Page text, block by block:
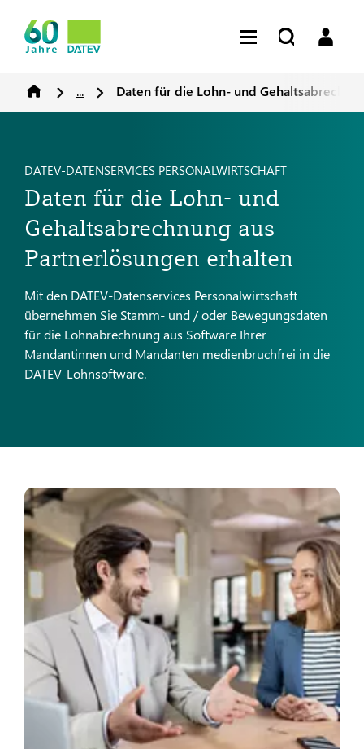
... Daten für die Lohn- und
DATEV-DATENSERVICES PERSONALWIRTSCHAFT
Daten für die Lohn- und
Gehaltsabrechnung aus
Partnerlösungen erhalten
Mit den DATEV-Datenservices Personalwirtschaft
übernehmen Sie Stamm- und / oder Bewegungsdaten
für die Lohnabrechnung aus Software Ihrer
Mandantinnen und Mandanten medienbruchfrei in die
DATEV-Lohnsoftware.